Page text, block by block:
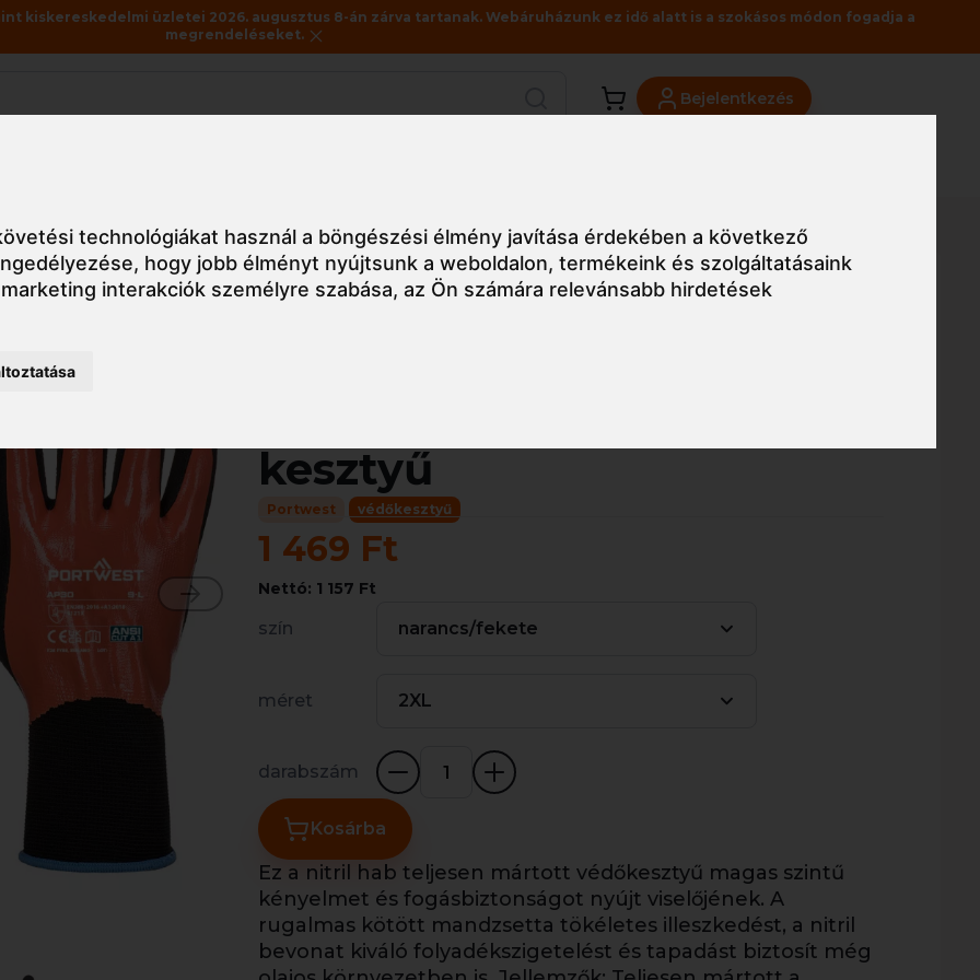
technológiákat használ a böngészési élmény javítása érdekében a következő
, hogy jobb élményt nyújtsunk a weboldalon,termékeink és szolgáltatásaink
interakciók személyre szabása,az Ön számára relevánsabb hirdetések
kiskereskedelmi üzletei 2026. augusztus 8-án zárva tartanak. Webáruházunk ez idő alatt is a szokásos módon fogadja a
megrendeléseket.
Bejelentkezés
kesztyű
Portwest védőkesztyű
1 469 Ft
Nettó: 1 157 Ft
szín narancs/fekete
méret 2XL
darabszám
Kosárba
Ez a nitril hab teljesen mártott védőkesztyű magas szintű
kényelmet és fogásbiztonságot nyújt viselőjének. A
rugalmas kötött mandzsetta tökéletes illeszkedést, a nitril
bevonat kiváló folyadékszigetelést és tapadást biztosít még